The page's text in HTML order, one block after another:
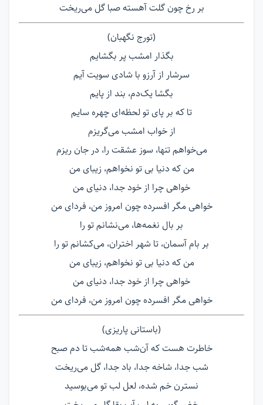
بر رخ چون گلت آهسته صبا گل می‌ریخت
(تورج نگهبان)
بگذار امشب پر بگشایم
سرشار از آرزو با شادی سویت آیم
بگشا یک‌دم، بند از پایم
تا که بر پای تو لحظه‌ای چهره سایم
از خواب امشب می‌گریزم
می‌خواهم تنها، سوز عشقت را، در جان ریزم
من که دنیا بی تو نخواهم، زیبای من
خواهی چرا از خود جدا، دنیای من
خواهی مگر افسرده چون امروز من، فردای من
بر بال نغمه‌ها، می‌نشانم تو را
بر بام آسمان، تا شهر اختران، می‌کشانم تو را
من که دنیا بی تو نخواهم، زیبای من
خواهی چرا از خود جدا، دنیای من
خواهی مگر افسرده چون امروز من، فردای من
(باستانی پاریزی)
خاطرت هست که آن‌شب همه‌شب تا دم صبح
شب جدا، شاخه جدا، باد جدا، گل می‌ریخت
نسترن خم شده، لعل لب تو می‌بوسید